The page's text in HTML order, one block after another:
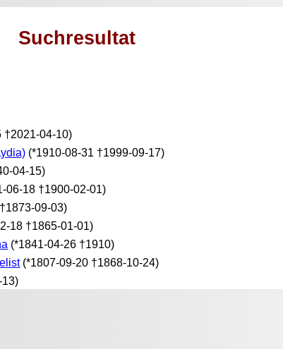
Suchresultat
†2021-04-10)
(*1910-08-31 †1999-09-17)
04-15)
06-18 †1900-02-01)
09-03)
18 †1865-01-01)
(*1841-04-26 †1910)
(*1807-09-20 †1868-10-24)
13)